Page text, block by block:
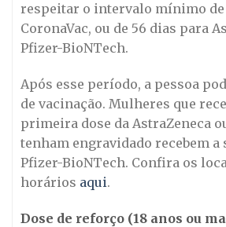
respeitar o intervalo mínimo de
CoronaVac, ou de 56 dias para
Pfizer-BioNTech.
Após esse período, a pessoa
de vacinação. Mulheres que
primeira dose da AstraZeneca
tenham engravidado recebem a
Pfizer-BioNTech. Confira os
horários aqui.
Dose de reforço (18 anos ou